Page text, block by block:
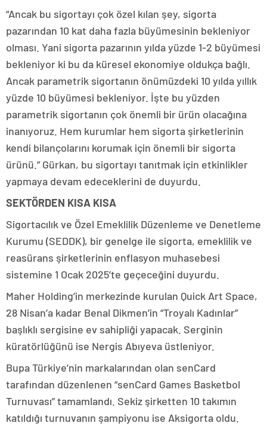
“Ancak bu sigortayı çok özel kılan şey, sigorta
pazarından 10 kat daha fazla büyümesinin bekleniyor
olması. Yani sigorta pazarının yılda yüzde 1-2 büyümesi
bekleniyor ki bu da küresel ekonomiye oldukça bağlı.
Ancak parametrik sigortanın önümüzdeki 10 yılda yıllık
yüzde 10 büyümesi bekleniyor. İşte bu yüzden
parametrik sigortanın çok önemli bir ürün olacağına
inanıyoruz. Hem kurumlar hem sigorta şirketlerinin
kendi bilançolarını korumak için önemli bir sigorta
ürünü.” Gürkan, bu sigortayı tanıtmak için etkinlikler
yapmaya devam edeceklerini de duyurdu.
SEKTÖRDEN KISA KISA
Sigortacılık ve Özel Emeklilik Düzenleme ve Denetleme
Kurumu (SEDDK), bir genelge ile sigorta, emeklilik ve
reasürans şirketlerinin enflasyon muhasebesi
sistemine 1 Ocak 2025’te geçeceğini duyurdu.
Maher Holding’in merkezinde kurulan Quick Art Space,
28 Nisan’a kadar Benal Dikmen’in “Troyalı Kadınlar”
başlıklı sergisine ev sahipliği yapacak. Serginin
küratörlüğünü ise Nergis Abıyeva üstleniyor.
Bupa Türkiye’nin markalarından olan senCard
tarafından düzenlenen “senCard Games Basketbol
Turnuvası” tamamlandı. Sekiz şirketten 10 takımın
katıldığı turnuvanın şampiyonu ise Aksigorta oldu.